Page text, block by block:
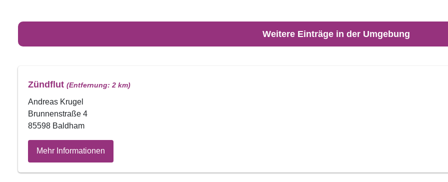
Weitere Einträge in der Umgebung
Zündflut (Entfernung: 2 km)
Andreas Krugel
Brunnenstraße 4
85598 Baldham
Mehr Informationen